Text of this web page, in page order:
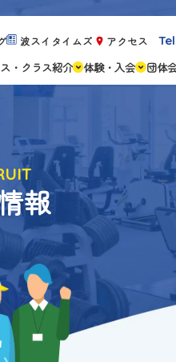
波スイタイムズ アクセス
・クラス紹介
親子コース
成人コース
体験・入会
キャンペーン情
よくある質問
ご入会手続き
ご入会費・月会
各種注意事項
団体
報